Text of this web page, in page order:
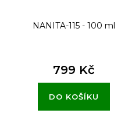
NANITA-115 - 100 ml
799 Kč
DO KOŠÍKU